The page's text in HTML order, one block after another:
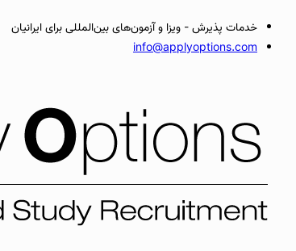
خدمات پذیرش - ویزا و آزمون‌های بین‌المللی برای ایرانیان
info@applyoptions.com